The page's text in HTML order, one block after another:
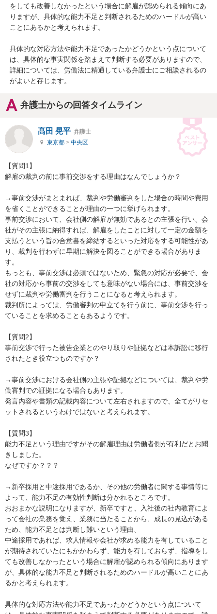
をしても改善しなかったという場合に解雇が認められる傾向にあ
りますが、具体的な能力不足と判断されるためのハードルが高い
ことにあるかと考えられます。
具体的な対応方法や能力不足であったかどうかという点について
は、具体的な事実関係を踏まえて判断する必要がありますので、
詳細については、労働法に精通している弁護士にご相談されるの
がよいと存じます。
弁護士からの回答タイムライン
髙田 晃平 弁護士
東京都 > 中央区
【質問1】
解雇の裁判の前に事前交渉をする理由はなんでしょうか？
→事前交渉がまとまれば、裁判や労働審判をした場合の時間や費用
を省くことができることが理由の一つに挙げられます。
事前交渉において、会社側の解雇が無効であるとの主張を行い、会
社がその主張に納得すれば、解雇をしたことに対して一定の金額を
支払うという旨の合意書を締結するといった対応をする可能性があ
り、裁判を行わずに早期に解決を図ることができる場合がありま
す。
もっとも、事前交渉は必須ではないため、緊急の対応が必要で、会
社の対応から事前の交渉をしても意味がない場合には、事前交渉を
せずに裁判や労働審判を行うことになると考えられます。
裁判所によっては、労働審判の申立てを行う前に、事前交渉を行っ
ていることを求めることもあるようです。
【質問2】
事前交渉で行った被告企業とのやり取りや証拠などは本訴訟に移行
されたとき役立つものですか？
→事前交渉における会社側の主張や証拠などについては、裁判や労
働審判での証拠になる場合もあります。
発言内容や書類の記載内容について左右されますので、全てがリセ
ットされるというわけではないと考えられます。
【質問3】
能力不足という理由ですがその解雇理由は労働者側が有利だとお聞
きしました。
なぜですか？？？
→新卒採用と中途採用であるか、その他の労働者に関する事情等に
よって、能力不足の有効性判断は分かれるところです。
おおまかな説明になりますが、新卒ですと、入社後の社内教育によ
って会社の業務を覚え、業務に当たることから、成長の見込がある
ため、能力不足とは判断し難いという理由、
中途採用であれば、求人情報や会社が求める能力を有していること
が期待されていたにもかかわらず、能力を有しておらず、指導をし
ても改善しなかったという場合に解雇が認められる傾向にあります
が、具体的な能力不足と判断されるためのハードルが高いことにあ
るかと考えられます。
具体的な対応方法や能力不足であったかどうかという点について